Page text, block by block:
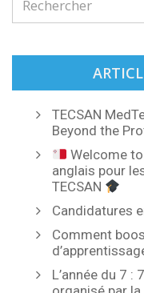
TECSAN
Beyond the
Welcome
anglais pour
TECSAN
Candidatures
Comment
L’année du 7 :